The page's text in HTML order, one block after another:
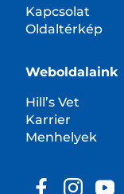
Kapcsolat
Oldaltérkép
Weboldalaink
Hill’s Vet
Karrier
Menhelyek